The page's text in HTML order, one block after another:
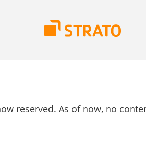
reserved. As of now, no